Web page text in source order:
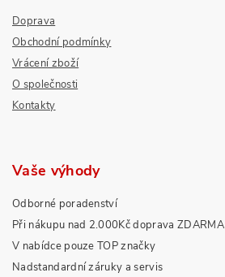
Doprava
Obchodní podmínky
Vrácení zboží
O společnosti
Kontakty
Vaše výhody
Odborné poradenství
Při nákupu nad 2.000Kč doprava ZDARMA
V nabídce pouze TOP značky
Nadstandardní záruky a servis